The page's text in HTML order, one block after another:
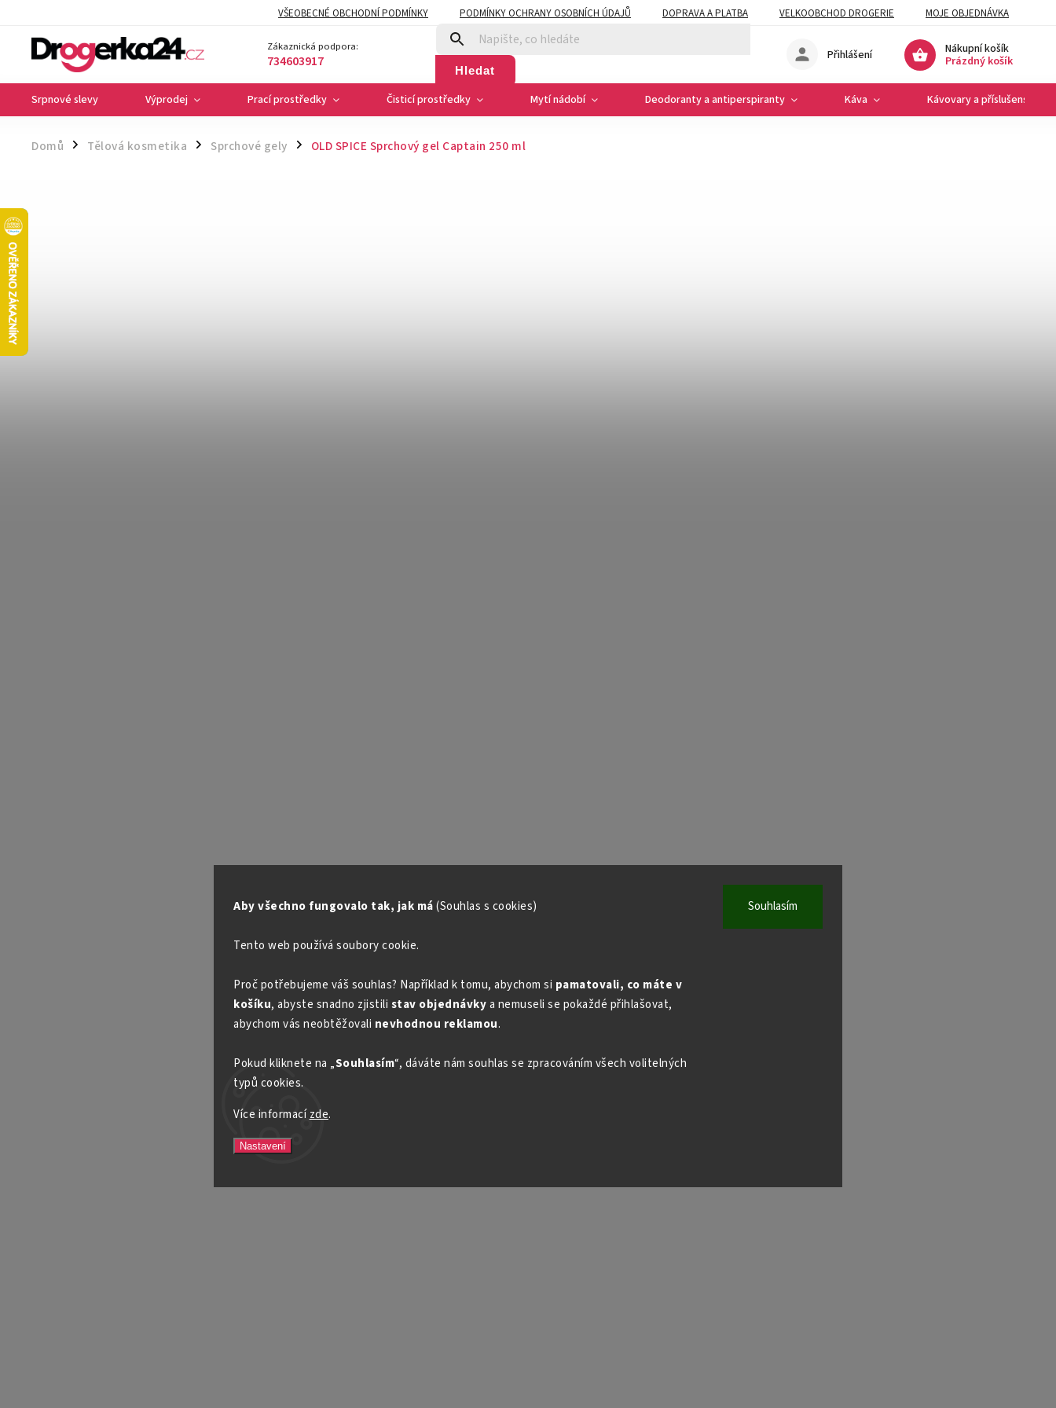
Aby všechno fungovalo tak, jak má(Souhlas s cookies)
Tento web používá soubory cookie.
Proč potřebujeme váš souhlas? Například k tomu, abychom si pamatovali, co máte v
košíku, abyste snadno zjistili stav objednávkya nemuseli se pokaždé přihlašovat,
abychom vás neobtěžovali nevhodnou reklamou.
Pokud kliknete na „Souhlasím“, dáváte nám souhlas se zpracováním všech volitelných
typů cookies.
Více informacízde.
Nastavení
Souhlasím
VŠEOBECNÉ OBCHODNÍ PODMÍNKY PODMÍNKY OCHRANY OSOBNÍCH ÚDAJŮ DOPRAVA A PLATBA VELKOOBCHOD DROGERIE MOJE OBJEDNÁVKA
Zákaznická podpora:
734603917 Hledat
Nákupní košík
Prázdný košík
Přihlášení
Srpnové slevy Výprodej Prací prostředky Čisticí prostředky Mytí nádobí Deodoranty a antiperspiranty Káva Kávovary a příslušenství
Domů / Tělová kosmetika / Sprchové gely / OLD SPICE Sprchový gel Captain 250 ml